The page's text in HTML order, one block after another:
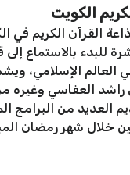
الكويت
القرآن الكريم في
98.9 مباشرة للبدء
العالم الإسلامي،
العفاسي وغيره من
العديد من البرامج
خلال شهر رمضان